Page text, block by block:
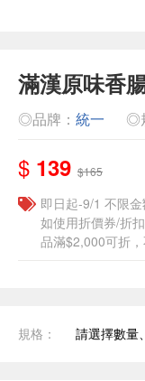
滿漢原味香
◎品牌： 統一 ◎
$ 139 $165
即日起-9/1 不限
如使用折價券/折
品滿$2,000可折
規格： 請選擇數量